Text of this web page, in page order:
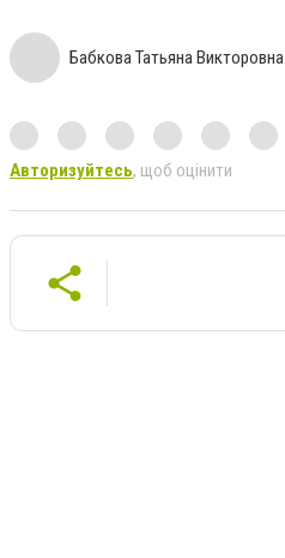
Бабкова Татьяна Викторовна
Авторизуйтесь, щоб оцінити